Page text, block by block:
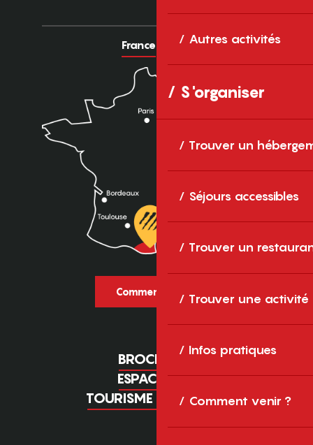
Autres activités
S'organiser
Trouver un
Séjours accessibles
Trouver un
Trouver une activité
Infos pratiques
Comment venir ?
France Europe
Comment venir ?
BROCHURES
ESPACE PRO
TOURISME D'AFFAIRES